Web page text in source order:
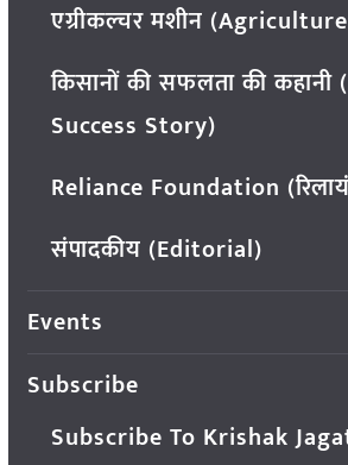
एग्रीकल्चर मशीन
किसानों की सफलता की कहानी
Success Story)
Reliance Foundation
संपादकीय (Editorial)
Events
Subscribe
Subscribe To Krishak